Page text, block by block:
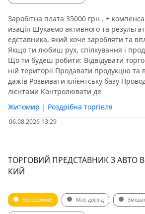
Заробітна плата 35000 грн . +
изація Шукаємо активного та
едставника, який хоче заробляти та
Якщо ти любиш рух, спілкування і
Що ти будеш робити: Відвідувати
ній території Продавати продукцію
дажів Розвивати клієнтську базу
лієнтами Контролювати де
Житомир | Роздрібна торгівля
06.08.2026 13:29
ТОРГОВИЙ ПРЕДСТАВНИК З АВТО
КИЙ
Без резюме Має досвід